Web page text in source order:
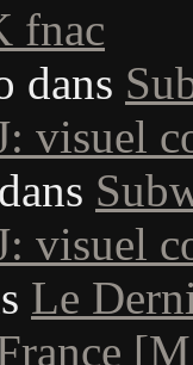
fnac
dans
visuel
dans
visuel
Le